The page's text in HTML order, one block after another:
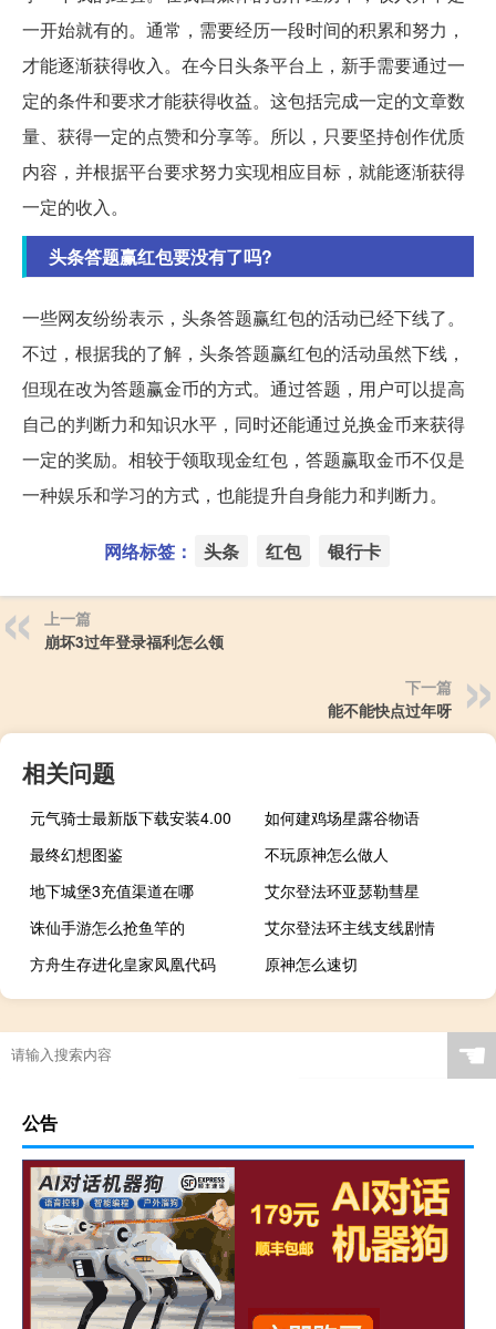
一开始就有的。通常，需要经历一段时间的积累和努力，
才能逐渐获得收入。在今日头条平台上，新手需要通过一
定的条件和要求才能获得收益。这包括完成一定的文章数
量、获得一定的点赞和分享等。所以，只要坚持创作优质
内容，并根据平台要求努力实现相应目标，就能逐渐获得
一定的收入。
头条答题赢红包要没有了吗?
一些网友纷纷表示，头条答题赢红包的活动已经下线了。
不过，根据我的了解，头条答题赢红包的活动虽然下线，
但现在改为答题赢金币的方式。通过答题，用户可以提高
自己的判断力和知识水平，同时还能通过兑换金币来获得
一定的奖励。相较于领取现金红包，答题赢取金币不仅是
一种娱乐和学习的方式，也能提升自身能力和判断力。
网络标签： 头条 红包 银行卡
上一篇
崩坏3过年登录福利怎么领
下一篇
能不能快点过年呀
相关问题
元气骑士最新版下载安装4.00
如何建鸡场星露谷物语
最终幻想图鉴
不玩原神怎么做人
地下城堡3充值渠道在哪
艾尔登法环亚瑟勒彗星
诛仙手游怎么抢鱼竿的
艾尔登法环主线支线剧情
方舟生存进化皇家凤凰代码
原神怎么速切
☚
公告